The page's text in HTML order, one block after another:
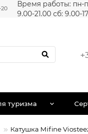
20
Время работы: пн-
9.00-21.00 сб: 9.00-
туризма
Катушка Mifine